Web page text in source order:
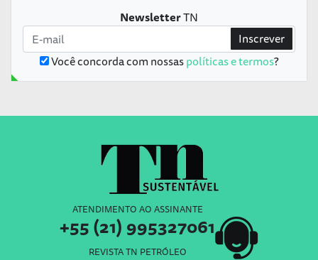
NewsletterTN
Você concorda com nossaspolíticas e termos?
Inscrever
ATENDIMENTO AO ASSINANTE
+55 (21) 995327061
REVISTA TN PETRÓLEO